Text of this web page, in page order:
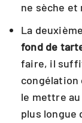
ne sèche et
La
fond de
faire, il
congélation
le mettre
plus longue